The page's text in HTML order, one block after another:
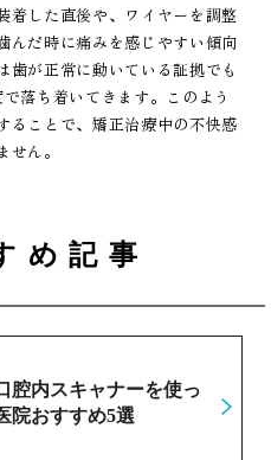
着した直後や、ワイヤーを調整
んだ時に痛みを感じやすい傾向
歯が正常に動いている証拠でも
落ち着いてきます。このよう
ることで、矯正治療中の不快感
ん。
め記事
腔内スキャナーを使っ
院おすすめ5選